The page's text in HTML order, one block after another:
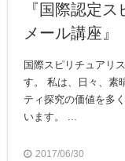
『国際認定
メール講座』
国際スピリチュアリ
す。 私は、日々、素
ティ探究の価値を多
います。 ...
2017/06/30